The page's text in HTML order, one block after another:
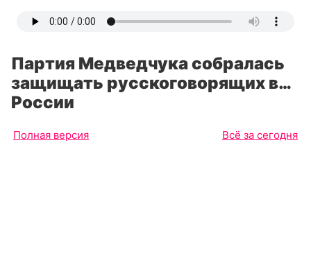
Партия Медведчука собралась
защищать русскоговорящих в…
России
Полная версия Всё за сегодня